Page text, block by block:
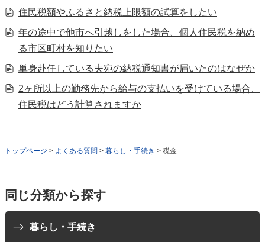
住民税額やふるさと納税上限額の試算をしたい
年の途中で他市へ引越しをした場合、個人住民税を納め
る市区町村を知りたい
単身赴任している夫宛の納税通知書が届いたのはなぜか
2ヶ所以上の勤務先から給与の支払いを受けている場合、
住民税はどう計算されますか
トップページ > よくある質問 > 暮らし・手続き > 税金
同じ分類から探す
暮らし・手続き